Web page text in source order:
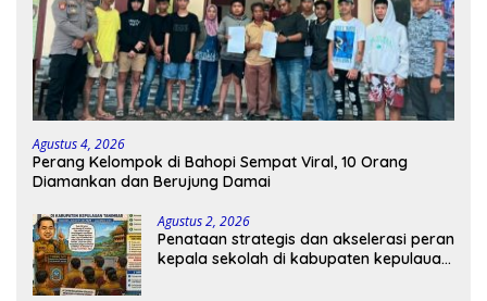
Agustus 4, 2026
Perang Kelompok di Bahopi Sempat Viral, 10 Orang
Diamankan dan Berujung Damai
Agustus 2, 2026
Penataan strategis dan akselerasi peran
kepala sekolah di kabupaten kepulauan